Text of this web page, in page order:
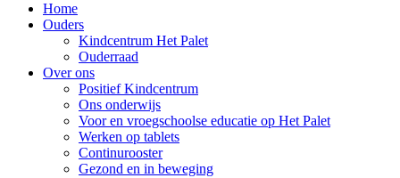
Home
Ouders
Kindcentrum Het Palet
Ouderraad
Over ons
Positief Kindcentrum
Ons onderwijs
Voor en vroegschoolse educatie op Het Palet
Werken op tablets
Continurooster
Gezond en in beweging